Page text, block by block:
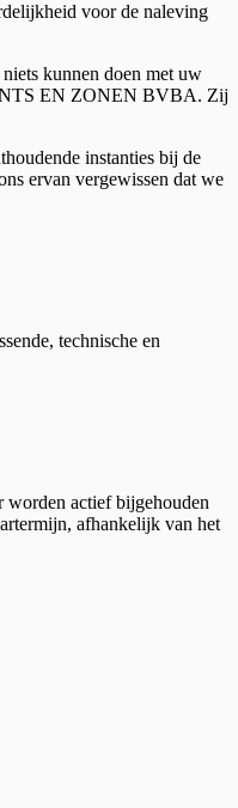
voor de naleving
kunnen doen met uw
EN ZONEN BVBA. Zij
instanties bij de
ervan vergewissen dat we
technische en
worden actief bijgehouden
afhankelijk van het